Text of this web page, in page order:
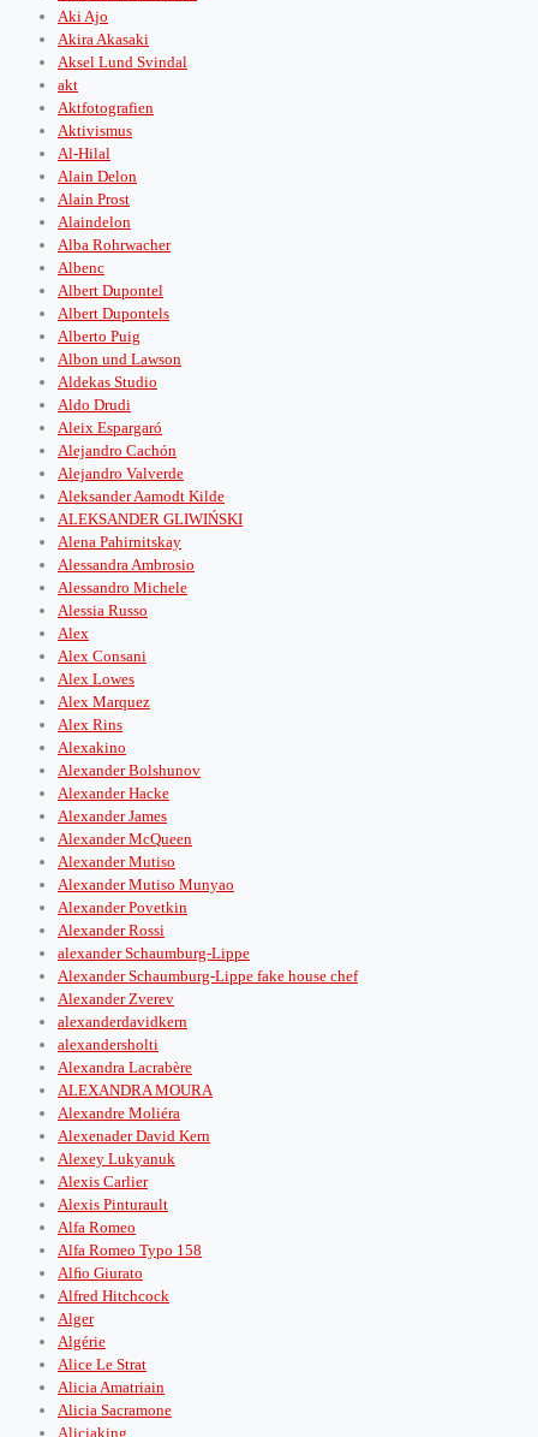
Aki Ajo
Akira Akasaki
Aksel Lund Svindal
akt
Aktfotografien
Aktivismus
Al-Hilal
Alain Delon
Alain Prost
Alaindelon
Alba Rohrwacher
Albenc
Albert Dupontel
Albert Dupontels
Alberto Puig
Albon und Lawson
Aldekas Studio
Aldo Drudi
Aleix Espargaró
Alejandro Cachón
Alejandro Valverde
Aleksander Aamodt Kilde
ALEKSANDER GLIWIŃSKI
Alena Pahirnitskay
Alessandra Ambrosio
Alessandro Michele
Alessia Russo
Alex
Alex Consani
Alex Lowes
Alex Marquez
Alex Rins
Alexakino
Alexander Bolshunov
Alexander Hacke
Alexander James
Alexander McQueen
Alexander Mutiso
Alexander Mutiso Munyao
Alexander Povetkin
Alexander Rossi
alexander Schaumburg-Lippe
Alexander Schaumburg-Lippe fake house chef
Alexander Zverev
alexanderdavidkern
alexandersholti
Alexandra Lacrabère
ALEXANDRA MOURA
Alexandre Moliéra
Alexenader David Kern
Alexey Lukyanuk
Alexis Carlier
Alexis Pinturault
Alfa Romeo
Alfa Romeo Typo 158
Alﬁo Giurato
Alfred Hitchcock
Alger
Algérie
Alice Le Strat
Alicia Amatriain
Alicia Sacramone
Aliciaking